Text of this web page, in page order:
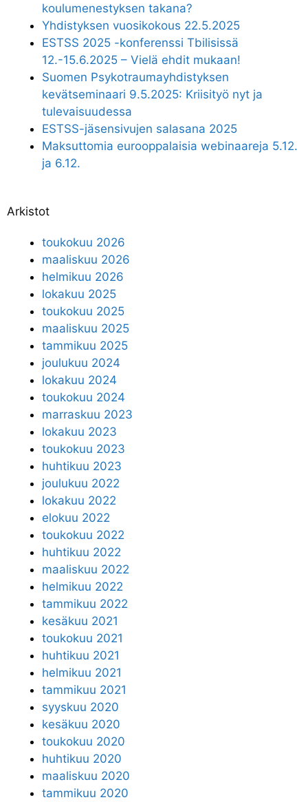
koulumenestyksen takana?
Yhdistyksen vuosikokous 22.5.2025
ESTSS 2025 -konferenssi Tbilisissä
12.-15.6.2025 – Vielä ehdit mukaan!
Suomen Psykotraumayhdistyksen
kevätseminaari 9.5.2025: Kriisityö nyt ja
tulevaisuudessa
ESTSS-jäsensivujen salasana 2025
Maksuttomia eurooppalaisia webinaareja 5.12.
ja 6.12.
Arkistot
toukokuu 2026
maaliskuu 2026
helmikuu 2026
lokakuu 2025
toukokuu 2025
maaliskuu 2025
tammikuu 2025
joulukuu 2024
lokakuu 2024
toukokuu 2024
marraskuu 2023
lokakuu 2023
toukokuu 2023
huhtikuu 2023
joulukuu 2022
lokakuu 2022
elokuu 2022
toukokuu 2022
huhtikuu 2022
maaliskuu 2022
helmikuu 2022
tammikuu 2022
kesäkuu 2021
toukokuu 2021
huhtikuu 2021
helmikuu 2021
tammikuu 2021
syyskuu 2020
kesäkuu 2020
toukokuu 2020
huhtikuu 2020
maaliskuu 2020
tammikuu 2020